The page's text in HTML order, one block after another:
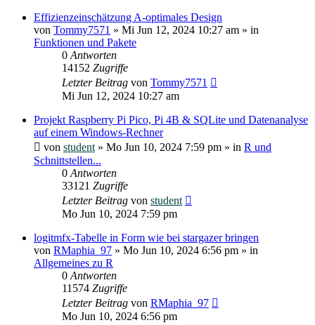
Effizienzeinschätzung A-optimales Design
von Tommy7571 » Mi Jun 12, 2024 10:27 am » in
Funktionen und Pakete
0 Antworten
14152 Zugriffe
Letzter Beitrag von Tommy7571
Mi Jun 12, 2024 10:27 am
Projekt Raspberry Pi Pico, Pi 4B & SQLite und Datenanalyse
auf einem Windows-Rechner
von student » Mo Jun 10, 2024 7:59 pm » in R und
Schnittstellen...
0 Antworten
33121 Zugriffe
Letzter Beitrag von student
Mo Jun 10, 2024 7:59 pm
logitmfx-Tabelle in Form wie bei stargazer bringen
von RMaphia_97 » Mo Jun 10, 2024 6:56 pm » in
Allgemeines zu R
0 Antworten
11574 Zugriffe
Letzter Beitrag von RMaphia_97
Mo Jun 10, 2024 6:56 pm